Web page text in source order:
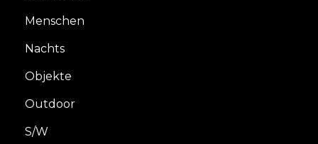
Menschen
Nachts
Objekte
Outdoor
S/W